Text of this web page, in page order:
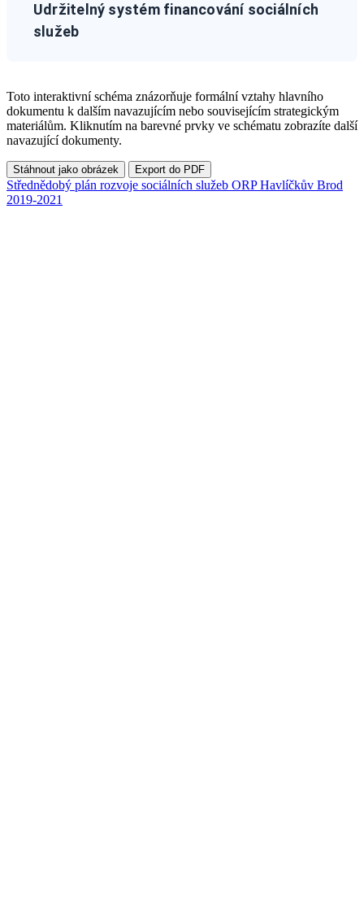
Udržitelný systém financování sociálních
služeb
Toto interaktivní schéma znázorňuje formální vztahy hlavního
dokumentu k dalším navazujícím nebo souvisejícím strategickým
materiálům. Kliknutím na barevné prvky ve schématu zobrazíte další
navazující dokumenty.
Stáhnout jako obrázek Export do PDF
Střednědobý plán rozvoje sociálních služeb ORP Havlíčkův Brod
2019-2021